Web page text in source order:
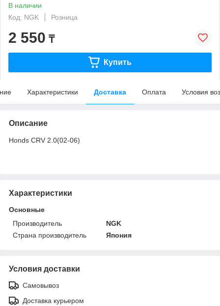
В наличии
Код: NGK
Розница
2 550 ₸
Купить
Характеристики Доставка Оплата Условия
Описание
Honds CRV 2.0(02-06)
Характеристики
Основные
Производитель
NGK
Страна производитель
Япония
Условия доставки
Самовывоз
Доставка курьером